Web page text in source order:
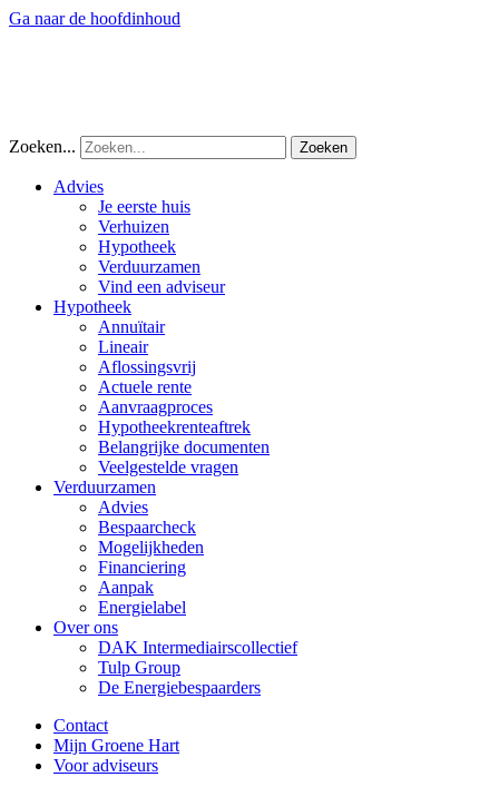
Ga naar de hoofdinhoud
Zoeken...
Advies
Je eerste huis
Verhuizen
Hypotheek
Verduurzamen
Vind een adviseur
Hypotheek
Annuïtair
Lineair
Aflossingsvrij
Actuele rente
Aanvraagproces
Hypotheekrenteaftrek
Belangrijke documenten
Veelgestelde vragen
Verduurzamen
Advies
Bespaarcheck
Mogelijkheden
Financiering
Aanpak
Energielabel
Over ons
DAK Intermediairscollectief
Tulp Group
De Energiebespaarders
Contact
Mijn Groene Hart
Voor adviseurs